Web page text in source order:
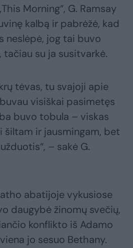
Morning“, G. Ramsay
kalbą ir pabrėžė, kad
neslėpė, jog tai buvo
tačiau su ja susitvarkė.
tėvas, tu svajoji apie
visiškai pasimetęs
buvo tobula – viskas
šiltam ir jausmingam, bet
– sakė G.
abatijoje vykusiose
daugybė žinomų svečių,
konflikto iš Adamo
jo sesuo Bethany.